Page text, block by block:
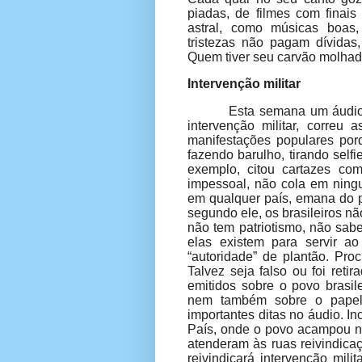
piadas, de filmes com
astral, como músicas
tristezas não pagam
Quem tiver seu carvão
Intervenção militar
Esta semana um
intervenção militar, correu
manifestações populares
fazendo barulho, tirando
exemplo, citou cartazes
impessoal, não cola em
em qualquer país, emana do
segundo ele, os brasileiros
não tem patriotismo, não
elas existem para servir
“autoridade” de plantão.
Talvez seja falso ou foi
emitidos sobre o povo
nem também sobre o
importantes ditas no áudio.
País, onde o povo acampou
atenderam às ruas
reivindicará intervenção